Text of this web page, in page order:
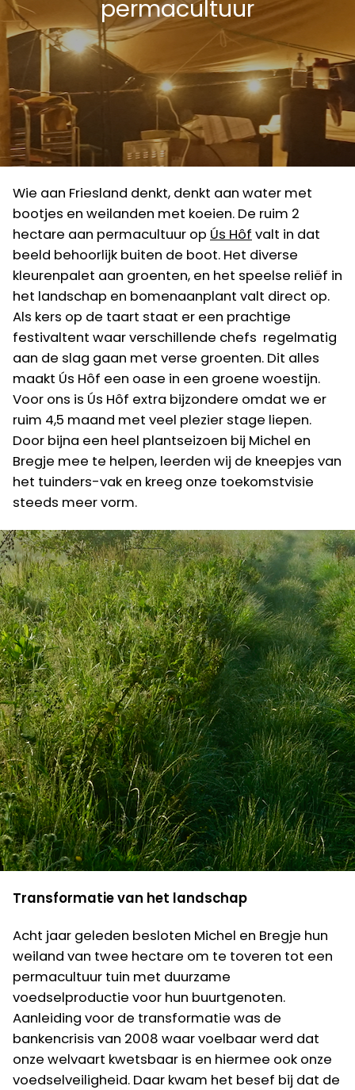
permacultuur
Wie aan Friesland denkt, denkt aan water met
bootjes en weilanden met koeien. De ruim 2
hectare aan permacultuur op Ús Hôf valt in dat
beeld behoorlijk buiten de boot. Het diverse
kleurenpalet aan groenten, en het speelse reliëf in
het landschap en bomenaanplant valt direct op.
Als kers op de taart staat er een prachtige
festivaltent waar verschillende chefs regelmatig
aan de slag gaan met verse groenten. Dit alles
maakt Ús Hôf een oase in een groene woestijn.
Voor ons is Ús Hôf extra bijzondere omdat we er
ruim 4,5 maand met veel plezier stage liepen.
Door bijna een heel plantseizoen bij Michel en
Bregje mee te helpen, leerden wij de kneepjes van
het tuinders-vak en kreeg onze toekomstvisie
steeds meer vorm.
Transformatie van het landschap
Acht jaar geleden besloten Michel en Bregje hun
weiland van twee hectare om te toveren tot een
permacultuur tuin met duurzame
voedselproductie voor hun buurtgenoten.
Aanleiding voor de transformatie was de
bankencrisis van 2008 waar voelbaar werd dat
onze welvaart kwetsbaar is en hiermee ook onze
voedselveiligheid. Daar kwam het besef bij dat de